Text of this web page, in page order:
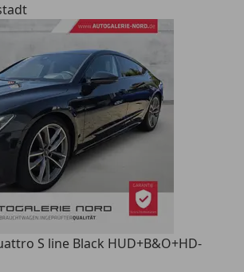
S line Black HUD+B&O+HD-